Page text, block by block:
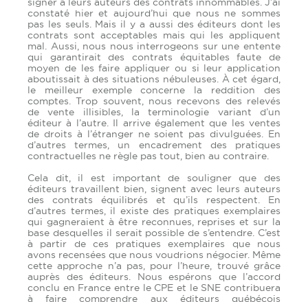
constaté hier et aujourd’hui que nous ne sommes
pas les seuls. Mais il y a aussi des éditeurs dont les
contrats sont acceptables mais qui les appliquent
mal. Aussi, nous nous interrogeons sur une entente
qui garantirait des contrats équitables faute de
moyen de les faire appliquer ou si leur application
aboutissait à des situations nébuleuses. À cet égard,
le meilleur exemple concerne la reddition des
comptes. Trop souvent, nous recevons des relevés
de vente illisibles, la terminologie variant d’un
éditeur à l’autre. Il arrive également que les ventes
de droits à l’étranger ne soient pas divulguées. En
d’autres termes, un encadrement des pratiques
contractuelles ne règle pas tout, bien au contraire.
Cela dit, il est important de souligner que des
éditeurs travaillent bien, signent avec leurs auteurs
des contrats équilibrés et qu’ils respectent. En
d’autres termes, il existe des pratiques exemplaires
qui gagneraient à être reconnues, reprises et sur la
base desquelles il serait possible de s’entendre. C’est
à partir de ces pratiques exemplaires que nous
avons recensées que nous voudrions négocier. Même
cette approche n’a pas, pour l’heure, trouvé grâce
auprès des éditeurs. Nous espérons que l’accord
conclu en France entre le CPE et le SNE contribuera
à faire comprendre aux éditeurs québécois